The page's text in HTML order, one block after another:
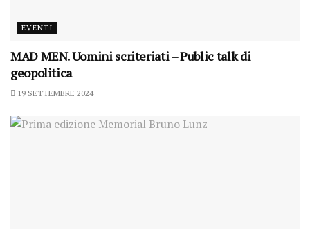
EVENTI
MAD MEN. Uomini scriteriati – Public talk di
geopolitica
19 SETTEMBRE 2024